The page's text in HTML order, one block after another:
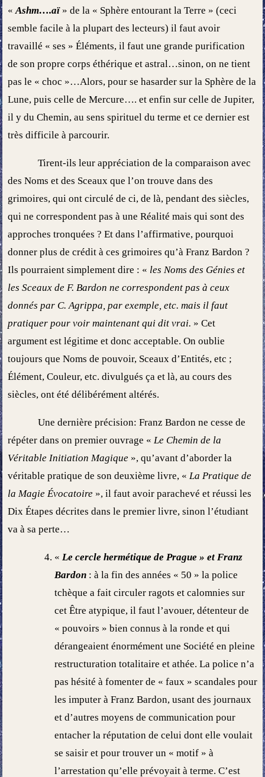
«Ashm….aï» de la « Sphère entourant la Terre » (ceci
semble facile à la plupart des lecteurs) il faut avoir
travaillé « ses » Éléments, il faut une grande purification
de son propre corps éthérique et astral…sinon, on ne tient
pas le « choc »…Alors, pour se hasarder sur la Sphère de la
Lune, puis celle de Mercure…. et enfin sur celle de Jupiter,
il y du Chemin, au sens spirituel du terme et ce dernier est
très difficile à parcourir.
Tirent-ils leur appréciation de la comparaison avec
des Noms et des Sceaux que l’on trouve dans des
grimoires, qui ont circulé de ci, de là, pendant des siècles,
qui ne correspondent pas à une Réalité mais qui sont des
approches tronquées ? Et dans l’affirmative, pourquoi
donner plus de crédit à ces grimoires qu’à Franz Bardon ?
Ils pourraient simplement dire : « les Noms des Génies et
les Sceaux de F. Bardon ne correspondent pas à ceux
donnés par C. Agrippa, par exemple, etc. mais il faut
pratiquer pour voir maintenant qui dit vrai. » Cet
argument est légitime et donc acceptable. On oublie
toujours que Noms de pouvoir, Sceaux d’Entités, etc ;
Élément, Couleur, etc. divulgués ça et là, au cours des
siècles, ont été délibérément altérés.
Une dernière précision: Franz Bardon ne cesse de
répéter dans on premier ouvrage « Le Chemin de la
Véritable Initiation Magique », qu’avant d’aborder la
véritable pratique de son deuxième livre, « La Pratique de
la Magie Évocatoire », il faut avoir parachevé et réussi les
Dix Étapes décrites dans le premier livre, sinon l’étudiant
va à sa perte…
« Le cercle hermétique de Prague » et Franz
Bardon: à la fin des années « 50 » la police
tchèque a fait circuler ragots et calomnies sur
cet Être atypique, il faut l’avouer, détenteur de
« pouvoirs » bien connus à la ronde et qui
dérangeaient énormément une Société en pleine
restructuration totalitaire et athée. La police n’a
pas hésité à fomenter de « faux » scandales pour
les imputer à Franz Bardon, usant des journaux
et d’autres moyens de communication pour
entacher la réputation de celui dont elle voulait
se saisir et pour trouver un « motif » à
l’arrestation qu’elle prévoyait à terme. C’est